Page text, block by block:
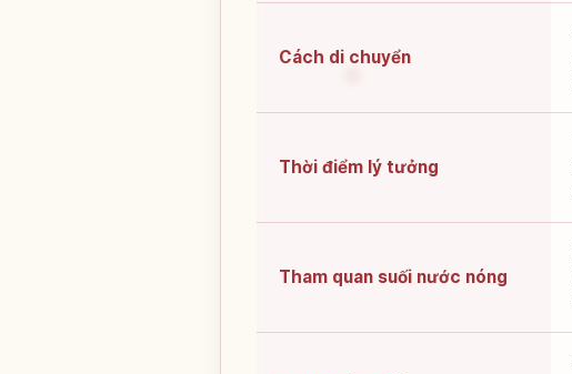
Cách di chuyển
Thời điểm lý tưởng
Tham quan suối nước nóng